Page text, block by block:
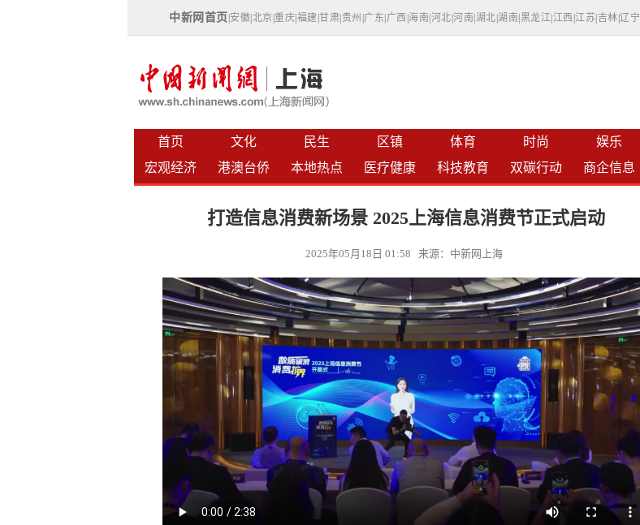
中新网首页 安徽 北京 |重庆 福建 |甘肃 贵州 广东 广西 海南 河北 |河南 湖北 |湖南 黑龙江 江西 江苏 吉林 |辽宁
首页 文化 民生 区镇 体育 时尚 娱乐
宏观经济
港澳台侨 本地热点 医疗健康 科技教育 双碳行动 商企信息
打造信息消费新场景 2025上海信息消费节正式启动
2025年05月18日 01:58 来源：中新网上海